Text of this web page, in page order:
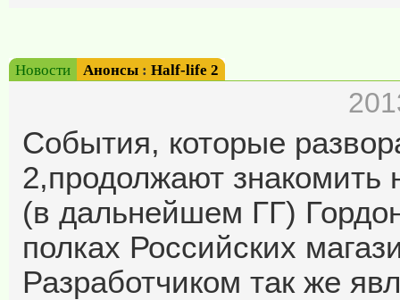
Новости Анонсы : Half-life 2
События, которые
2,продолжают знакомить
(в дальнейшем ГГ)
полках Российских
Разработчиком так же